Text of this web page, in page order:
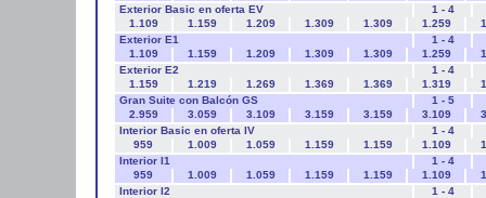
Exterior Basic en oferta EV
1 - 4
1.109
1.159 1.209 1.309 1.309 1.259
Exterior E1
1 - 4
1.109
1.159 1.209 1.309 1.309 1.259
Exterior E2
1 - 4
1.159
1.219 1.269 1.369 1.369 1.319
Gran Suite con Balcón GS
1 - 5
2.959
3.059 3.109 3.159 3.159 3.109
Interior Basic en oferta IV
1 - 4
959
1.009 1.059 1.159 1.159 1.109
Interior I1
1 - 4
959
1.009 1.059 1.159 1.159 1.109
Interior I2
1 - 4